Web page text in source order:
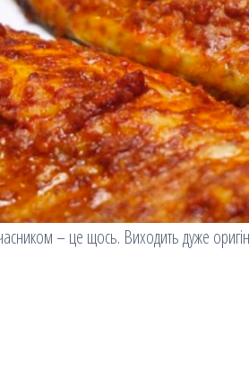
– це щось. Виходить дуже